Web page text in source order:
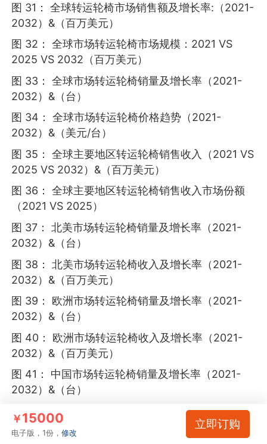
图 31： 全球转运轮椅市场销售额及增长率:（2021-
2032）&（百万美元）
图 32： 全球市场转运轮椅市场规模：2021 VS
2025 VS 2032（百万美元）
图 33： 全球市场转运轮椅销量及增长率（2021-
2032）&（台）
图 34： 全球市场转运轮椅价格趋势（2021-
2032）&（美元/台）
图 35： 全球主要地区转运轮椅销售收入（2021 VS
2025 VS 2032）&（百万美元）
图 36： 全球主要地区转运轮椅销售收入市场份额
（2021 VS 2025）
图 37： 北美市场转运轮椅销量及增长率（2021-
2032）&（台）
图 38： 北美市场转运轮椅收入及增长率（2021-
2032）&（百万美元）
图 39： 欧洲市场转运轮椅销量及增长率（2021-
2032）&（台）
图 40： 欧洲市场转运轮椅收入及增长率（2021-
2032）&（百万美元）
图 41： 中国市场转运轮椅销量及增长率（2021-
2032）&（台）
图 42： 中国市场转运轮椅收入及增长率（2021-
2032）&（百万美元）
￥15000
电子版，1份，修改
立即订购